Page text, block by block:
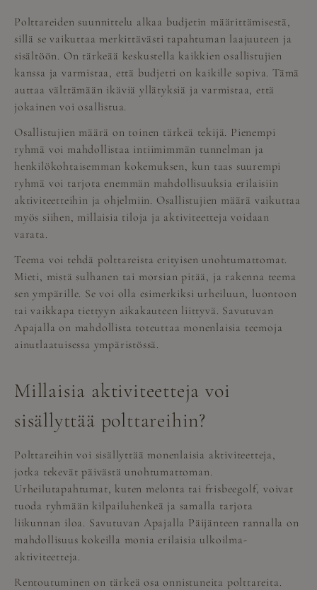
Polttareiden suunnittelu alkaa budjetin määrittämisestä,
sillä se vaikuttaa merkittävästi tapahtuman laajuuteen ja
sisältöön. On tärkeää keskustella kaikkien osallistujien
kanssa ja varmistaa, että budjetti on kaikille sopiva. Tämä
auttaa välttämään ikäviä yllätyksiä ja varmistaa, että
jokainen voi osallistua.
Osallistujien määrä on toinen tärkeä tekijä. Pienempi
ryhmä voi mahdollistaa intiimimmän tunnelman ja
henkilökohtaisemman kokemuksen, kun taas suurempi
ryhmä voi tarjota enemmän mahdollisuuksia erilaisiin
aktiviteetteihin ja ohjelmiin. Osallistujien määrä vaikuttaa
myös siihen, millaisia tiloja ja aktiviteetteja voidaan
varata.
Teema voi tehdä polttareista erityisen unohtumattomat.
Mieti, mistä sulhanen tai morsian pitää, ja rakenna teema
sen ympärille. Se voi olla esimerkiksi urheiluun, luontoon
tai vaikkapa tiettyyn aikakauteen liittyvä. Savutuvan
Apajalla on mahdollista toteuttaa monenlaisia teemoja
ainutlaatuisessa ympäristössä.
Millaisia aktiviteetteja voi
sisällyttää polttareihin?
Polttareihin voi sisällyttää monenlaisia aktiviteetteja,
jotka tekevät päivästä unohtumattoman.
Urheilutapahtumat, kuten melonta tai frisbeegolf, voivat
tuoda ryhmään kilpailuhenkeä ja samalla tarjota
liikunnan iloa. Savutuvan Apajalla Päijänteen rannalla on
mahdollisuus kokeilla monia erilaisia ulkoilma-
aktiviteetteja.
Rentoutuminen on tärkeä osa onnistuneita polttareita.